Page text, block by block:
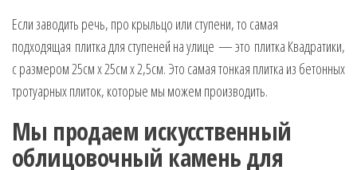
Если заводить речь, про крыльцо или ступени, то самая
подходящая плитка для ступеней на улице — это плитка Квадратики,
с размером 25см х 25см х 2,5см. Это самая тонкая плитка из бетонных
тротуарных плиток, которые мы можем производить.
Мы продаем искусственный
облицовочный камень для